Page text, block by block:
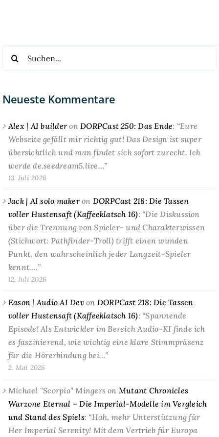
nach:
Neueste Kommentare
Alex | AI builderonDORPCast 250: Das Ende: “Eure
Webseite gefällt mir richtig gut! Das Design ist super
übersichtlich und man findet sich sofort zurecht. Ich
werde de.seedream5.live…”
13. Juli 2026
Jack | AI solo makeron DORPCast 218: Die Tassen
voller Hustensaft (Kaffeeklatsch 16): “Die Diskussion
über die Trennung von Spieler- und Charakterwissen
(Stichwort: Pathfinder-Troll) trifft einen wunden
Punkt, den wahrscheinlich jeder Langzeit-Spieler
kennt.…”
12. Juli 2026
Eason | Audio AI Devon DORPCast 218: Die Tassen
voller Hustensaft (Kaffeeklatsch 16): “Spannende
Episode! Als Entwickler im Bereich Audio-KI finde ich
es faszinierend, wie wichtig eine klare Stimmpräsenz
für die Hörerbindung bei…”
2. Mai 2026
Michael "Scorpio" Mingers on Mutant Chronicles
Warzone Eternal – Die Imperial-Modelle im Vergleich
und Stand des Spiels: “Hah, mehr Unterstützung für
Her Imperial Serenity! Mit dem Vertrieb für Europa